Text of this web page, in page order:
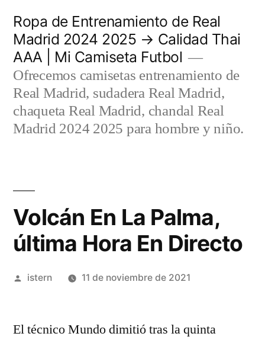
contenido
Ropa de Entrenamiento de Real
Madrid 2024 2025 → Calidad Thai
AAA | Mi Camiseta Futbol
Ofrecemos camisetas entrenamiento de
Real Madrid, sudadera Real Madrid,
chaqueta Real Madrid, chandal Real
Madrid 2024 2025 para hombre y niño.
Volcán En La Palma,
última Hora En Directo
Publicado
istern 11 de noviembre de 2021
El técnico Mundo dimitió tras la quinta